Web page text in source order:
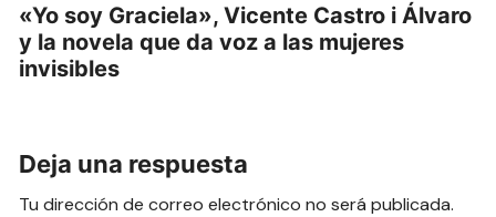
«Yo soy Graciela», Vicente Castro i Álvaro
y la novela que da voz a las mujeres
invisibles
Deja una respuesta
Tu dirección de correo electrónico no será publicada.